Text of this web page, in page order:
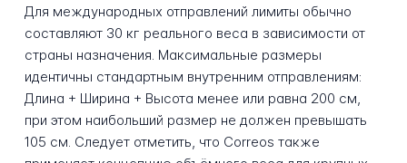
Для международных отправлений лимиты обычно
составляют 30 кг реального веса в зависимости от
страны назначения. Максимальные размеры
идентичны стандартным внутренним отправлениям:
Длина + Ширина + Высота менее или равна 200 см,
при этом наибольший размер не должен превышать
105 см. Следует отметить, что Correos также